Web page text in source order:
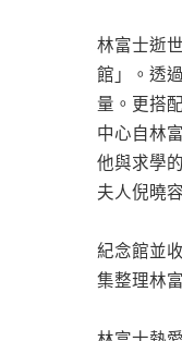
林富士逝
館」。透
量。更搭
中心自林
他與求學
夫人倪曉
紀念館並
集整理林